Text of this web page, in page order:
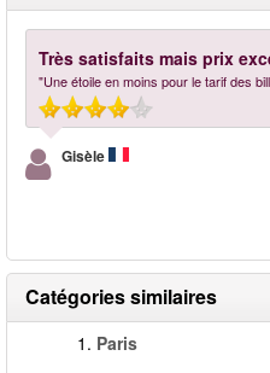
Très satisfaits mais prix
"Une étoile en moins pour le tarif des
Gisèle
Catégories similaires
1. Paris